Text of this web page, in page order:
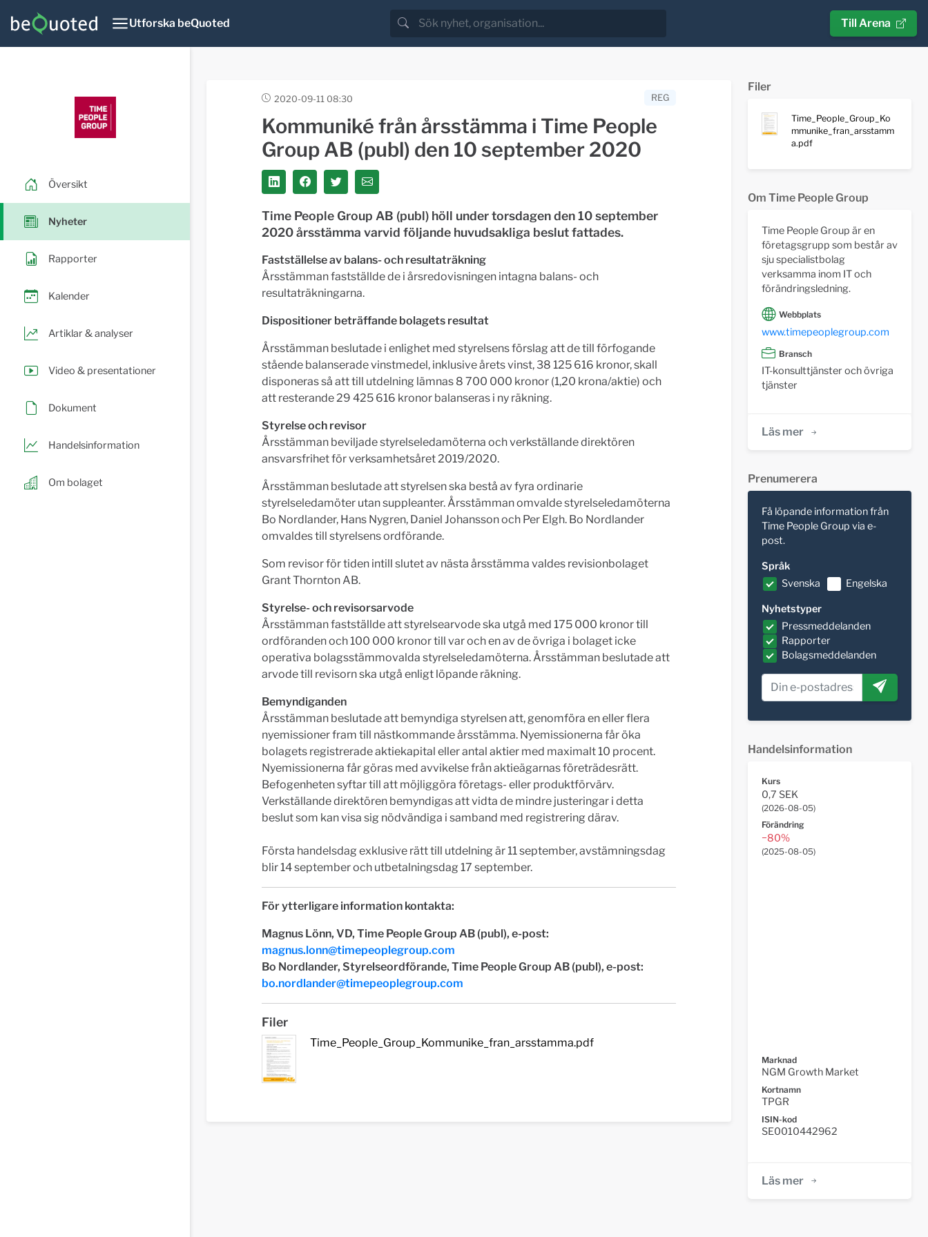
Utforska beQuoted Till Arena
Översikt
Nyheter
Rapporter
Kalender
Artiklar & analyser
Video & presentationer
Dokument
Handelsinformation
Om bolaget
2020-09-11 08:30 REG
Kommuniké från årsstämma i Time People
Group AB (publ) den 10 september 2020
Time People Group AB (publ) höll under torsdagen den 10 september
2020 årsstämma varvid följande huvudsakliga beslut fattades.
Fastställelse av balans- och resultaträkning
Årsstämman fastställde de i årsredovisningen intagna balans- och
resultaträkningarna.
Dispositioner beträffande bolagets resultat
Årsstämman beslutade i enlighet med styrelsens förslag att de till förfogande
stående balanserade vinstmedel, inklusive årets vinst, 38 125 616 kronor, skall
disponeras så att till utdelning lämnas 8 700 000 kronor (1,20 krona/aktie) och
att resterande 29 425 616 kronor balanseras i ny räkning.
Styrelse och revisor
Årsstämman beviljade styrelseledamöterna och verkställande direktören
ansvarsfrihet för verksamhetsåret 2019/2020.
Årsstämman beslutade att styrelsen ska bestå av fyra ordinarie
styrelseledamöter utan suppleanter. Årsstämman omvalde styrelseledamöterna
Bo Nordlander, Hans Nygren, Daniel Johansson och Per Elgh. Bo Nordlander
omvaldes till styrelsens ordförande.
Som revisor för tiden intill slutet av nästa årsstämma valdes revisionbolaget
Grant Thornton AB.
Styrelse- och revisorsarvode
Årsstämman fastställde att styrelsearvode ska utgå med 175 000 kronor till
ordföranden och 100 000 kronor till var och en av de övriga i bolaget icke
operativa bolagsstämmovalda styrelseledamöterna. Årsstämman beslutade att
arvode till revisorn ska utgå enligt löpande räkning.
Bemyndiganden
Årsstämman beslutade att bemyndiga styrelsen att, genomföra en eller flera
nyemissioner fram till nästkommande årsstämma. Nyemissionerna får öka
bolagets registrerade aktiekapital eller antal aktier med maximalt 10 procent.
Nyemissionerna får göras med avvikelse från aktieägarnas företrädesrätt.
Befogenheten syftar till att möjliggöra företags- eller produktförvärv.
Verkställande direktören bemyndigas att vidta de mindre justeringar i detta
beslut som kan visa sig nödvändiga i samband med registrering därav.
Första handelsdag exklusive rätt till utdelning är 11 september, avstämningsdag
blir 14 september och utbetalningsdag 17 september.
För ytterligare information kontakta:
Magnus Lönn, VD, Time People Group AB (publ), e-post:
magnus.lonn@timepeoplegroup.com
Bo Nordlander, Styrelseordförande, Time People Group AB (publ), e-post:
bo.nordlander@timepeoplegroup.com
Filer
Time_People_Group_Kommunike_fran_arsstamma.pdf
Filer
Time_People_Group_Ko
mmunike_fran_arsstamm
a.pdf
Om Time People Group
Time People Group är en
företagsgrupp som består av
sju specialistbolag
verksamma inom IT och
förändringsledning.
Webbplats
www.timepeoplegroup.com
Bransch
IT-konsulttjänster och övriga
tjänster
Läs mer
Prenumerera
Få löpande information från
Time People Group via e-
post.
Språk
Svenska
Engelska
Nyhetstyper
Pressmeddelanden
Rapporter
Bolagsmeddelanden
Handelsinformation
Kurs
0,7 SEK
(2026-08-05)
Förändring
−80%
(2025-08-05)
Marknad
NGM Growth Market
Kortnamn
TPGR
ISIN-kod
SE0010442962
Läs mer